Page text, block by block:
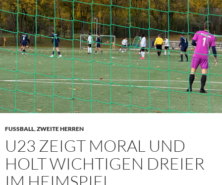
FUSSBALL,ZWEITE HERREN
U23 ZEIGT MORAL UND
HOLT WICHTIGEN DREIER